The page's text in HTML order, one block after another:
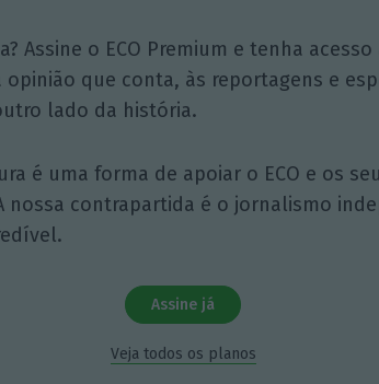
Assine o ECO Premium e tenha
opinião que conta, às reportagens e
lado da história.
é uma forma de apoiar o ECO e os
nossa contrapartida é o jornalismo
Assine já
Veja todos os planos